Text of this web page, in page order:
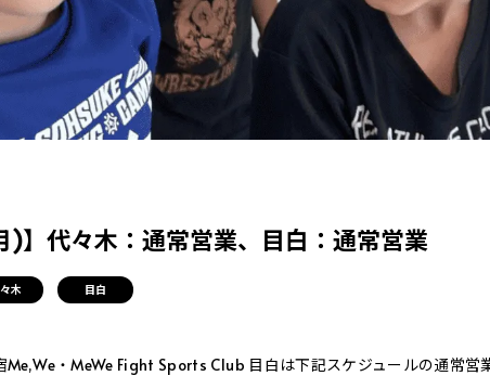
)】代々木：通常営業、目白：通常営業
木 目白
Me,We・MeWe Fight Sports Club 目白は下記スケジュールの通常営